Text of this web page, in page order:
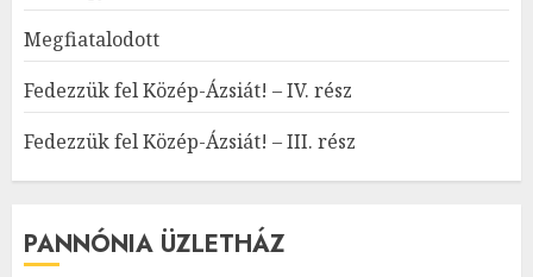
Megfiatalodott
Fedezzük fel Közép-Ázsiát! – IV. rész
Fedezzük fel Közép-Ázsiát! – III. rész
PANNÓNIA ÜZLETHÁZ